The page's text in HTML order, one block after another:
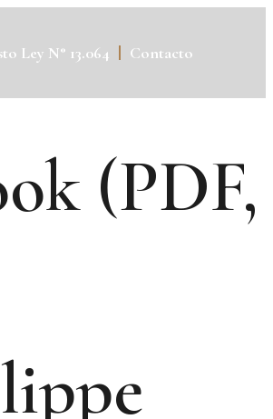
Ley N° 13.064 Contacto
(PDF,